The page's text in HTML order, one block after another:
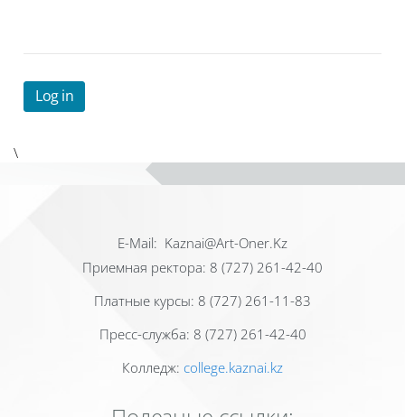
Log in
\
Е-Mail: Kaznai@Art-Oner.Kz
Приемная ректора: 8 (727) 261-42-40
Платные курсы: 8 (727) 261-11-83
Пресс-служба: 8 (727) 261-42-40
Колледж: college.kaznai.kz